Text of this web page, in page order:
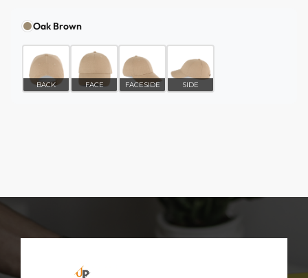
Oak Brown
BACK FACE FACESIDE SIDE